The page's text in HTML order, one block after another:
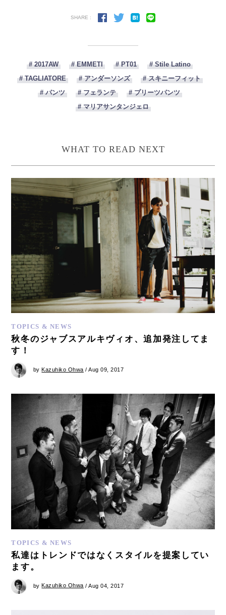
SHARE :
# 2017AW # EMMETI # PT01
# Stile Latino
# TAGLIATORE
# アンダーソンズ
# スキニーフィット
# パンツ
# フェランテ
# プリーツパンツ
# マリアサンタンジェロ
WHAT TO READ NEXT
TOPICS & NEWS
秋冬のジャブスアルキヴィオ、追加発注してま
す！
byKazuhiko Ohwa / Aug 09, 2017
TOPICS & NEWS
私達はトレンドではなくスタイルを提案してい
ます。
by Kazuhiko Ohwa / Aug 04, 2017